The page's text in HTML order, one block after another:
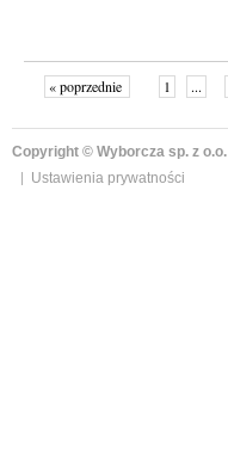
« poprzednie 1 ...
Copyright © Wyborcza sp. z o.o.
Ustawienia prywatności